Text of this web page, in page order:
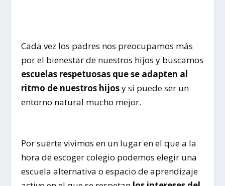
Cada vez los padres nos preocupamos más
por el bienestar de nuestros hijos y buscamos
escuelas respetuosas que se adapten al
ritmo de nuestros hijosy si puede ser un
entorno natural mucho mejor.
Por suerte vivimos en un lugar en el que a la
hora de escoger colegio podemos elegir una
escuela alternativa o espacio de aprendizaje